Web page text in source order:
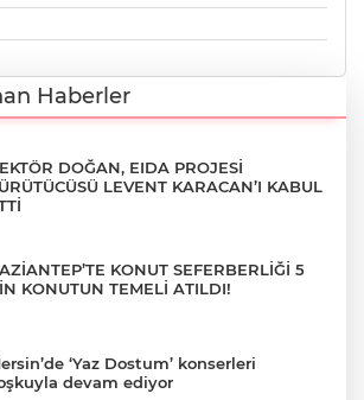
Haberler
DOĞAN, EIDA PROJESİ
LEVENT KARACAN’I KABUL
KONUT SEFERBERLİĞİ 5
KONUTUN TEMELİ ATILDI!
‘Yaz Dostum’ konserleri
devam ediyor